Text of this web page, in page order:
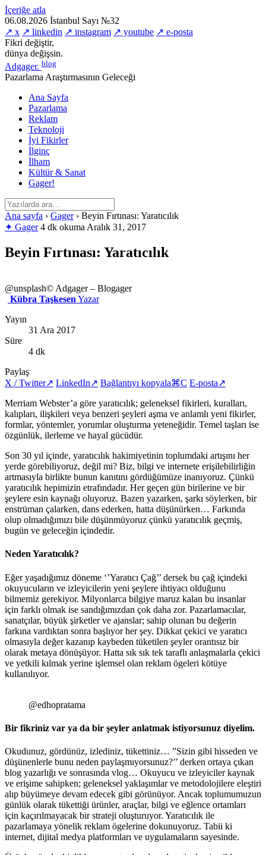
İçeriğe atla
06.08.2026 İstanbul Sayı №32
↗ x ↗ linkedin ↗ instagram ↗ youtube ↗ e-posta
Fikri değiştir,
dünya değişsin.
Adgager. blog
Pazarlama Araştırmasının Geleceği
Ana Sayfa
Pazarlama
Reklam
Teknoloji
İyi Fikirler
İlginç
İlham
Kültür & Sanat
Gager!
Ana sayfa › Gager › Beyin Fırtınası: Yaratıcılık
✦ Gager 4 dk okuma Aralık 31, 2017
Beyin Fırtınası: Yaratıcılık
@unsplash© Adgager – Blogager
Kübra Taşkesen Yazar
Yayın
31 Ara 2017
Süre
4 dk
Paylaş
X / Twitter↗ LinkedIn↗ Bağlantıyı kopyala⌘C E-posta↗
Merriam Webster’a göre yaratıcılık; geleneksel fikirleri, kuralları,
kalıpları, ilişkileri veya benzeri şeyleri aşma ve anlamlı yeni fikirler,
formlar, yöntemler, yorumlar oluşturma yeteneğidir. Temel taşları ise
özgünlük, ilerleme ve hayal gücüdür.
Son 30 yıl içinde, yaratıcılık hakimiyetinin toplumdaki artışını her
yerde görebiliyoruz, değil mi? Biz, bilgi ve internete erişilebilirliğin
artmasıyla birlikte bunun kanıtını gördüğümüze inanıyoruz. Çünkü
yaratıcılık hepimizin etrafındadır. Her geçen gün birilerine ve bir
şeylere esin kaynağı oluyoruz. Bazen yazarken, şarkı söylerken, bir
enstrüman çalarken, dans ederken, hatta düşünürken… Farkında
olup olmadığımızı bile düşünmüyoruz çünkü yaratıcılık geçmiş,
bugün ve geleceğin içindedir.
Neden Yaratıcılık?
Eğer yaşadığımız döneme ‘’Yaratıcı Çağ’’ dersek bu çağ içindeki
okuyucuların ve izleyicilerin yeni şeylere ihtiyacı olduğunu
bilmemiz gerekiyor. Milyonlarca bilgiye maruz kalan bu insanlar
için farklı olmak ise sandığımızdan çok daha zor. Pazarlamacılar,
sanatçılar, büyük şirketler ve ajanslar; sahip olunan bu değerin
farkına vardıktan sonra başlıyor her şey. Dikkat çekici ve yaratıcı
olmasıyla değer kazanıp kaybeden tüketilen şeyler orantısız bir
olarak metaya dönüşüyor. Hatta sık sık tek taraflı anlaşmalarla çekici
ve yetkili kılmak yerine işlemsel olan reklam ögeleri kötüye
kullanılıyor.
@edhopratama
Bir fikriniz var ya da bir şeyler anlatmak istiyorsunuz diyelim.
Okudunuz, gördünüz, izlediniz, tükettiniz… ”Sizin gibi hisseden ve
düşünenlerle bunu neden paylaşmıyorsunuz?’’ derken ortaya çıkan
blog yazarlığı ve sonrasında vlog… Okuyucu ve izleyiciler kaynak
ve erişime sahipken; geleneksel yaklaşımlar ve metodolojilere eleştiri
alıp büyümeye devam edecek gibi görünüyor. Ancak toplumumuzun
günlük olarak tükettiği ürünler, araçlar, bilgi ve eğlence ortamları
için kaçırılmayacak bir strateji oluşturuyor. Yaratıcılık ile
pazarlamaya yönelik reklam ögelerine dokunuyoruz. Tabii ki
internet, dijital medya platformları ve uygulamaların sayesinde.